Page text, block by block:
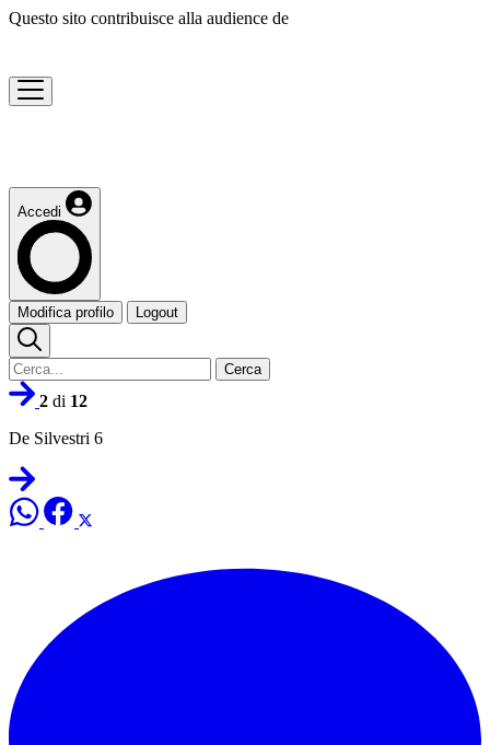
Questo sito contribuisce alla audience de
Accedi
Modifica profilo Logout
Cerca
2 di 12
De Silvestri 6